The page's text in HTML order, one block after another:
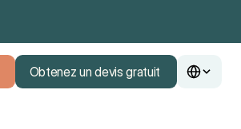
Obtenez un devis gratuit